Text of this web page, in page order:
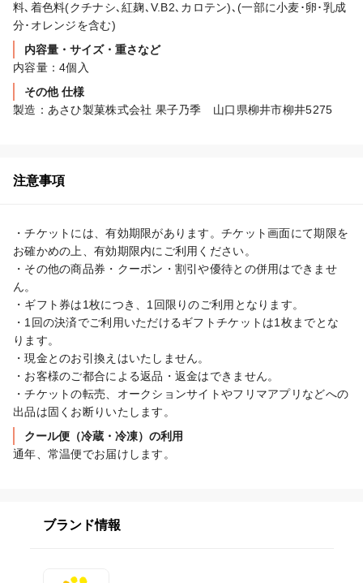
料､着色料(クチナシ､紅麹､V.B2､カロテン)､(一部に小麦･卵･乳成
内容量・サイズ・重さなど
内容量：4個入
その他 仕様
製造：あさひ製菓株式会社 果子乃季　山口県柳井市柳井5275
注意事項
・チケットには、有効期限があります。チケット画面にて期限を
お確かめの上、有効期限内にご利用ください。
・その他の商品券・クーポン・割引や優待との併用はできませ
ん。
・ギフト券は1枚につき、1回限りのご利用となります。
・1回の決済でご利用いただけるギフトチケットは1枚までとな
ります。
・現金とのお引換えはいたしません。
・お客様のご都合による返品・返金はできません。
・チケットの転売、オークションサイトやフリマアプリなどへの
出品は固くお断りいたします。
クール便（冷蔵・冷凍）の利用
通年、常温便でお届けします。
ブランド情報